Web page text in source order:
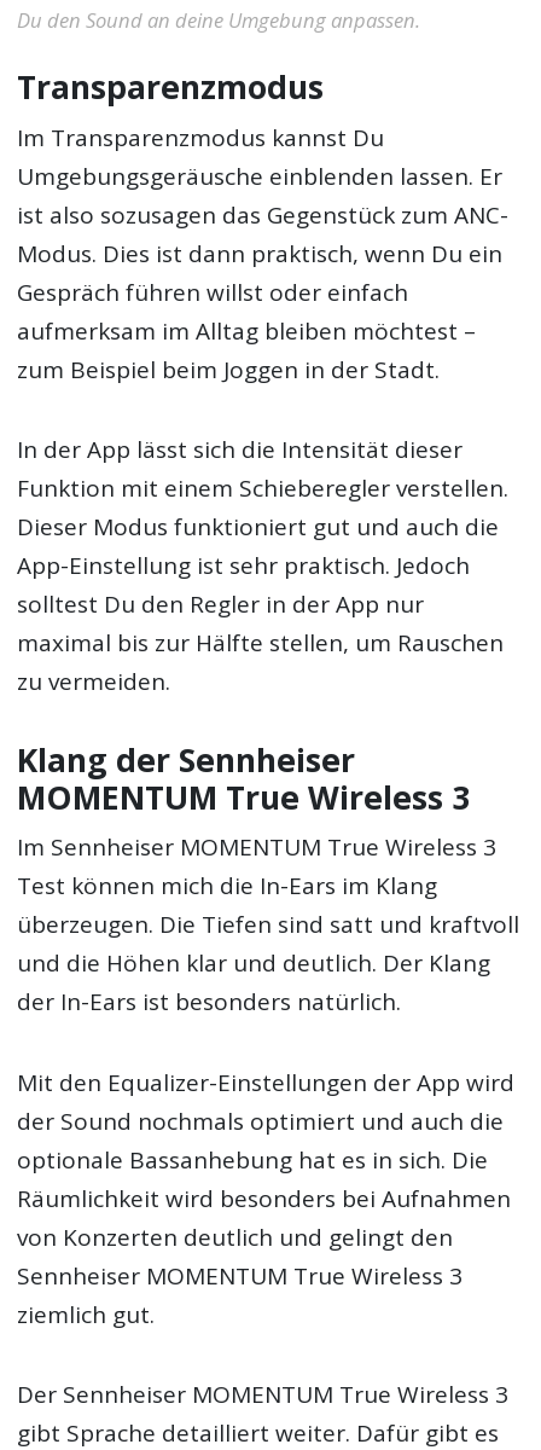
Du den Sound an deine Umgebung anpassen.
Transparenzmodus
Im Transparenzmodus kannst Du
Umgebungsgeräusche einblenden lassen. Er
ist also sozusagen das Gegenstück zum ANC-
Modus. Dies ist dann praktisch, wenn Du ein
Gespräch führen willst oder einfach
aufmerksam im Alltag bleiben möchtest –
zum Beispiel beim Joggen in der Stadt.
In der App lässt sich die Intensität dieser
Funktion mit einem Schieberegler verstellen.
Dieser Modus funktioniert gut und auch die
App-Einstellung ist sehr praktisch. Jedoch
solltest Du den Regler in der App nur
maximal bis zur Hälfte stellen, um Rauschen
zu vermeiden.
Klang der Sennheiser
MOMENTUM True Wireless 3
Im Sennheiser MOMENTUM True Wireless 3
Test können mich die In-Ears im Klang
überzeugen. Die Tiefen sind satt und kraftvoll
und die Höhen klar und deutlich. Der Klang
der In-Ears ist besonders natürlich.
Mit den Equalizer-Einstellungen der App wird
der Sound nochmals optimiert und auch die
optionale Bassanhebung hat es in sich. Die
Räumlichkeit wird besonders bei Aufnahmen
von Konzerten deutlich und gelingt den
Sennheiser MOMENTUM True Wireless 3
ziemlich gut.
Der Sennheiser MOMENTUM True Wireless 3
gibt Sprache detailliert weiter. Dafür gibt es